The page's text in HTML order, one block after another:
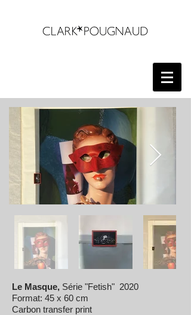
Le Masque, Série "Fetish" 2020
Format: 45 x 60 cm
Carbon transfer print